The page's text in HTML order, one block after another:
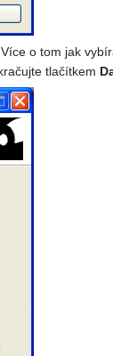
o tom jak
tlačítkem